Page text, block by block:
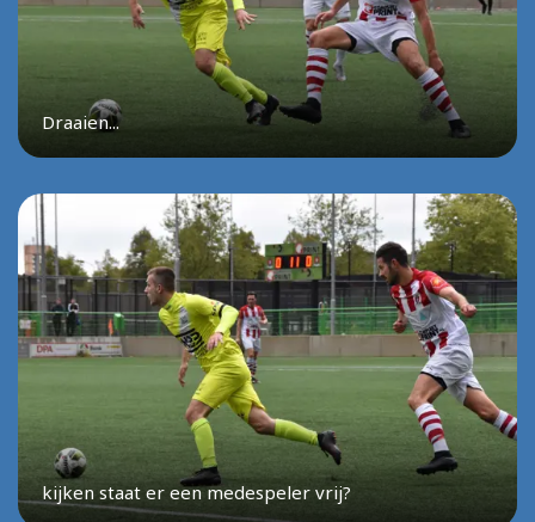
Draaien...
kijken staat er een medespeler vrij?